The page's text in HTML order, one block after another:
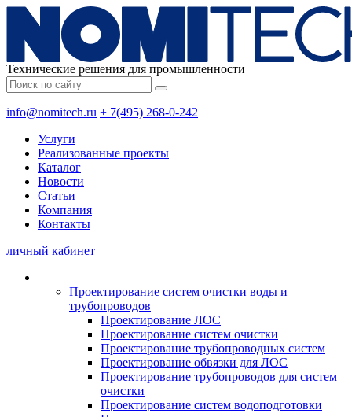
Технические решения для промышленности
info@nomitech.ru + 7(495) 268-0-242
Услуги
Реализованные проекты
Каталог
Новости
Статьи
Компания
Контакты
личный кабинет
Проектирование систем очистки воды и
трубопроводов
Проектирование ЛОС
Проектирование систем очистки
Проектирование трубопроводных систем
Проектирование обвязки для ЛОС
Проектирование трубопроводов для систем
очистки
Проектирование систем водоподготовки